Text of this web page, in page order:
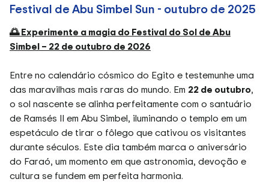
Festival de Abu Simbel Sun - outubro de 2025
🌅 Experimente a magia do Festival do Sol de Abu
Simbel – 22 de outubro de 2026
Entre no calendário cósmico do Egito e testemunhe uma
das maravilhas mais raras do mundo. Em 22 de outubro,
o sol nascente se alinha perfeitamente com o santuário
de Ramsés II em Abu Simbel, iluminando o templo em um
espetáculo de tirar o fôlego que cativou os visitantes
durante séculos. Este dia também marca o aniversário
do Faraó, um momento em que astronomia, devoção e
cultura se fundem em perfeita harmonia.